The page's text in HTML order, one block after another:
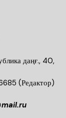
даңғ.,
(Редактор)